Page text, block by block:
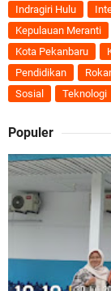
Indragiri Hulu
Kepulauan Meranti
Kota Pekanbaru
Pendidikan
Sosial
Teknologi
Populer